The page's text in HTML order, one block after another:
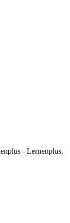
- Lernenplus.